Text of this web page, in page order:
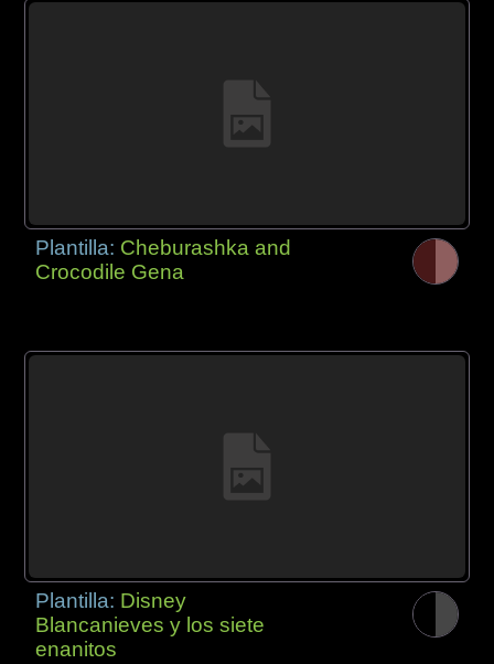
Plantilla: Cheburashka and
Crocodile Gena
Plantilla: Disney
Blancanieves y los siete
enanitos